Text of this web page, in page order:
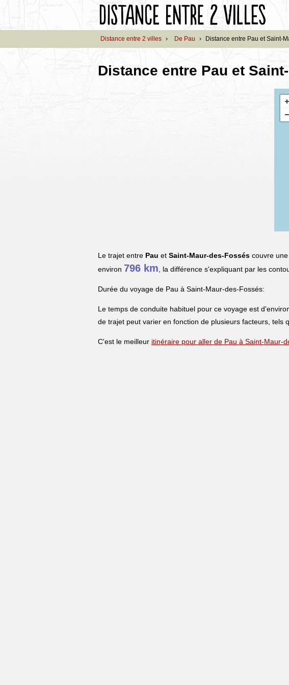
Distance entre 2 villes › De Pau › Distance entre Pau et Saint-
Distance entre Pau et
Le trajet entre Pau et Saint-Maur-des-Fossés couvre
environ 796 km , la différence s'expliquant par les
Durée du voyage de Pau à Saint-Maur-des-Fossés:
Le temps de conduite habituel pour ce voyage est
de trajet peut varier en fonction de plusieurs facteurs, tels
C'est le meilleur itinéraire pour aller de Pau à Saint-Maur-